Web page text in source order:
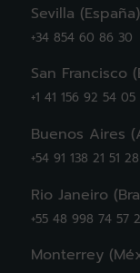
Sevilla (España)
+34 854 60 86 30
San Francisco
+1 41 156 92 54 05
Buenos Aires
+54 91 138 21 51 28
Rio Janeiro
+55 48 998 74 57
Monterrey